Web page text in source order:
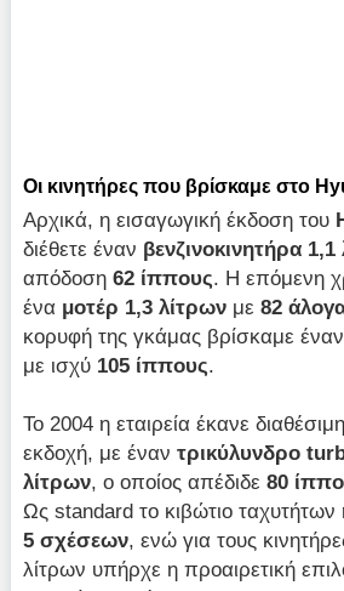
Οι κινητήρες που βρίσκαμε στο
Αρχικά, η εισαγωγική έκδοση του
διέθετε έναν βενζινοκινητήρα 1,1
απόδοση62 ίππους. Η επόμενη
ένα μοτέρ 1,3 λίτρων με82
κορυφή της γκάμας βρίσκαμε έναν
με ισχύ 105 ίππους.
Το 2004 η εταιρεία έκανε
εκδοχή, με έναντρικύλυνδρο
λίτρων, ο οποίος απέδιδε80
Ως standard το κιβώτιο
5 σχέσεων, ενώ για τους
λίτρων υπήρχε η προαιρετική